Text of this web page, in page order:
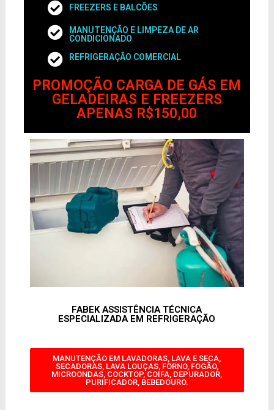
FREEZERS E BALCÕES
MANUTENÇÃO E LIMPEZA DE AR
CONDICIONADO
REFRIGERAÇÃO COMERCIAL
PROMOÇÃO CARGA DE GÁS EM
GELADEIRAS E FREEZERS
APENAS R$150,00
FABEK ASSISTÊNCIA TÉCNICA
ESPECIALIZADA EM REFRIGERAÇÃO
MANUTENÇÃO EM LAVADORAS, LAVA E SECA,
SECADORAS, LAVA LOUÇAS, FORNO, FOGÃO,
MICROONDAS, COCKTOP, COIFA, DEPURADOR,
PURIFICADOR, BEBEDOURO.